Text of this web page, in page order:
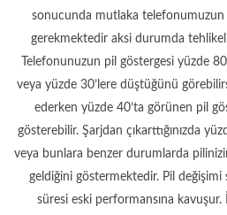
sonucunda mutlaka telefonumuzun
gerekmektedir aksi durumda
Telefonunuzun pil göstergesi yüzde
veya yüzde 30’lere düştüğünü
ederken yüzde 40’ta görünen pil
gösterebilir. Şarjdan çıkarttığınızda
veya bunlara benzer durumlarda
geldiğini göstermektedir. Pil değişimi
süresi eski performansına kavuşur.